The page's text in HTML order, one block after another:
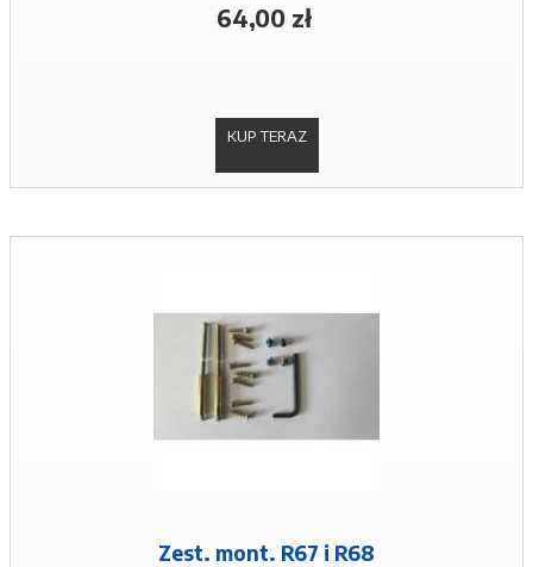
64,00 zł
KUP TERAZ
Zest. mont. R67 i R68